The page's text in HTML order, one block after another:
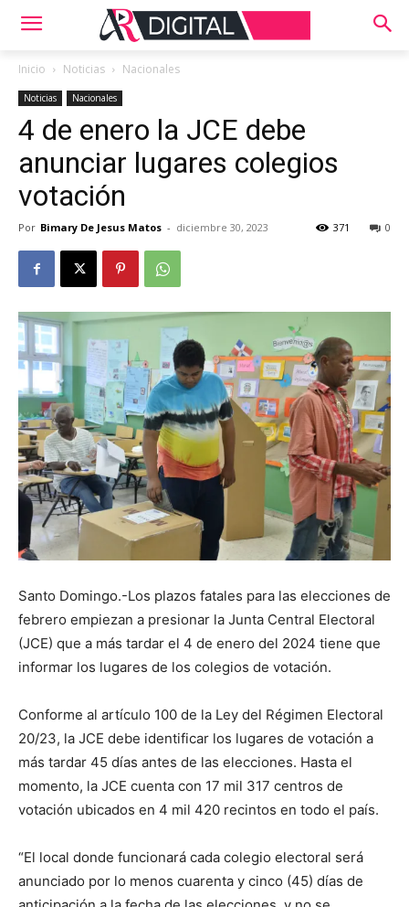
Inicio Noticias Nacionales
Noticias Nacionales
4 de enero la JCE debe
anunciar lugares colegios
votación
Por Bimary De Jesus Matos - diciembre 30, 2023 0
371
Santo Domingo.-Los plazos fatales para las elecciones de
febrero empiezan a presionar la Junta Central Electoral
(JCE) que a más tardar el 4 de enero del 2024 tiene que
informar los lugares de los colegios de votación.
Conforme al artículo 100 de la Ley del Régimen Electoral
20/23, la JCE debe identificar los lugares de votación a
más tardar 45 días antes de las elecciones. Hasta el
momento, la JCE cuenta con 17 mil 317 centros de
votación ubicados en 4 mil 420 recintos en todo el país.
“El local donde funcionará cada colegio electoral será
anunciado por lo menos cuarenta y cinco (45) días de